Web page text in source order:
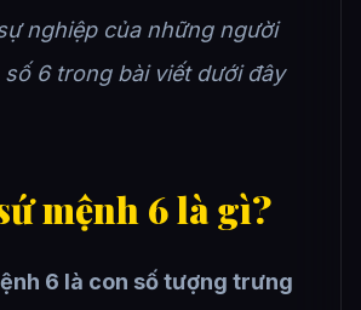
nghiệp của những người
6 trong bài viết dưới đây
mệnh 6 là gì?
6 là con số tượng trưng